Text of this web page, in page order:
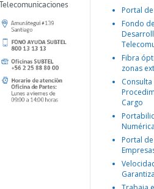
Telecomunicaciones
Portal
Fondo
Fibra
zonas
Consulta
Cargo
Portal